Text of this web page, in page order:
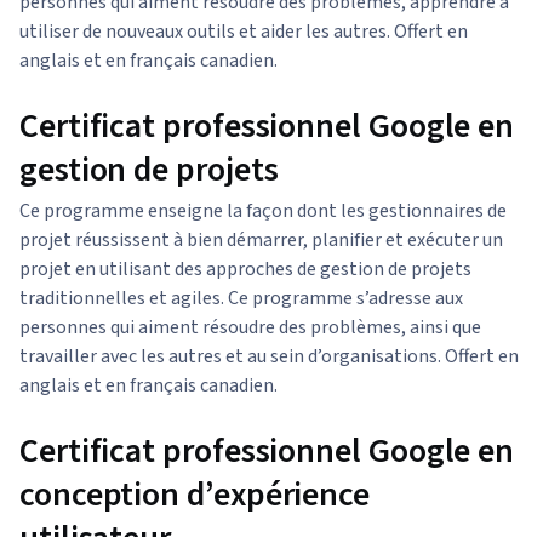
utiliser de nouveaux outils et aider les autres. Offert en
anglais et en français canadien.
Certificat professionnel Google en
gestion de projets
Ce programme enseigne la façon dont les gestionnaires de
projet réussissent à bien démarrer, planifier et exécuter un
projet en utilisant des approches de gestion de projets
traditionnelles et agiles. Ce programme s’adresse aux
personnes qui aiment résoudre des problèmes, ainsi que
travailler avec les autres et au sein d’organisations. Offert en
anglais et en français canadien.
Certificat professionnel Google en
conception d’expérience